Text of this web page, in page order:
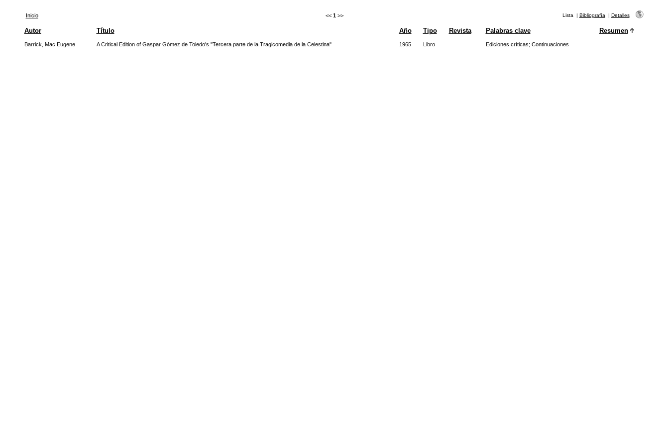
Inicio << 1 >> Lista | Bibliografía | Detalles
Autor Título Año Tipo Revista Palabras clave Resumen
Barrick, Mac Eugene A Critical Edition of Gaspar Gómez de Toledo's "Tercera parte de la Tragicomedia de la Celestina" 1965 Libro Ediciones críticas; Continuaciones